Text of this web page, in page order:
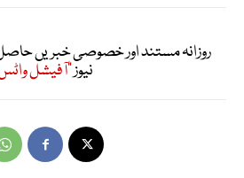
روزانہ مستند اور خصوصی خبریں
نیوز"آفیشل